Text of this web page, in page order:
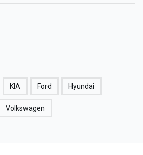
KIA Ford Hyundai
Volkswagen